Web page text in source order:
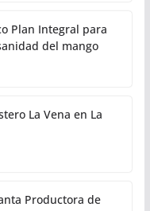
Plan Integral para
del mango
La Vena en La
Productora de